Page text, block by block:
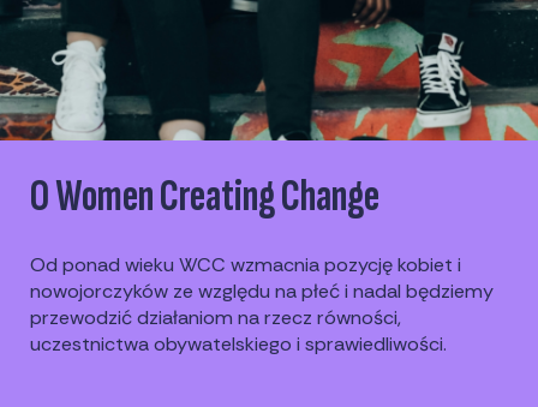
O Women Creating Change
Od ponad wieku WCC wzmacnia pozycję kobiet i
nowojorczyków ze względu na płeć i nadal będziemy
przewodzić działaniom na rzecz równości,
uczestnictwa obywatelskiego i sprawiedliwości.